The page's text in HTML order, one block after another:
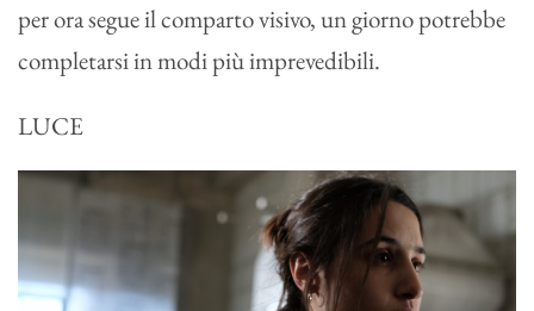
per ora segue il comparto visivo, un giorno potrebbe
completarsi in modi più imprevedibili.
LUCE